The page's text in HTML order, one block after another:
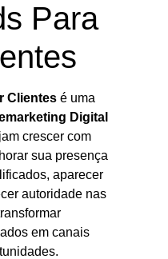
Para
Clientes é uma
Digital
crescer com
sua presença
aparecer
autoridade nas
em canais